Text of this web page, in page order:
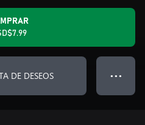
DE DESEOS ● ● ●